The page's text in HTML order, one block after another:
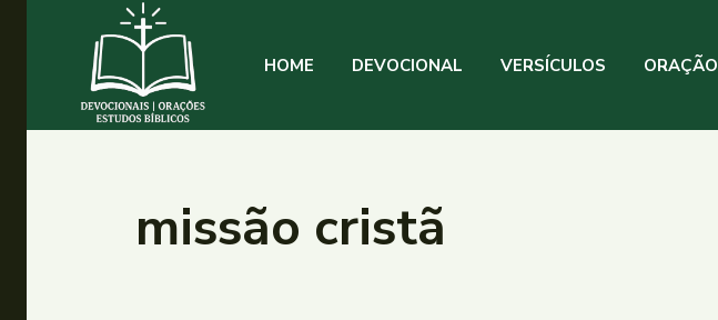
HOME DEVOCIONAL VERSÍCULOS ORAÇÃO
missão cristã